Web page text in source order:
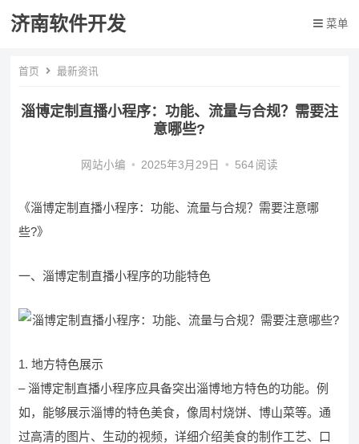
济南软件开发 菜单
首页 最新资讯
淄博定制直播小程序：功能、流量与合规？需要注
意哪些?
网站小编 • 2025年3月29日 • 564 阅读
《淄博定制直播小程序：功能、流量与合规？需要注意哪
些?》
一、淄博定制直播小程序的功能特色
1. 地方特色展示
– 淄博定制直播小程序应具备突出淄博地方特色的功能。例
如，能够展示淄博的特色美食，像周村烧饼、博山菜等。通
过高清的图片、生动的视频，详细介绍美食的制作工艺、口